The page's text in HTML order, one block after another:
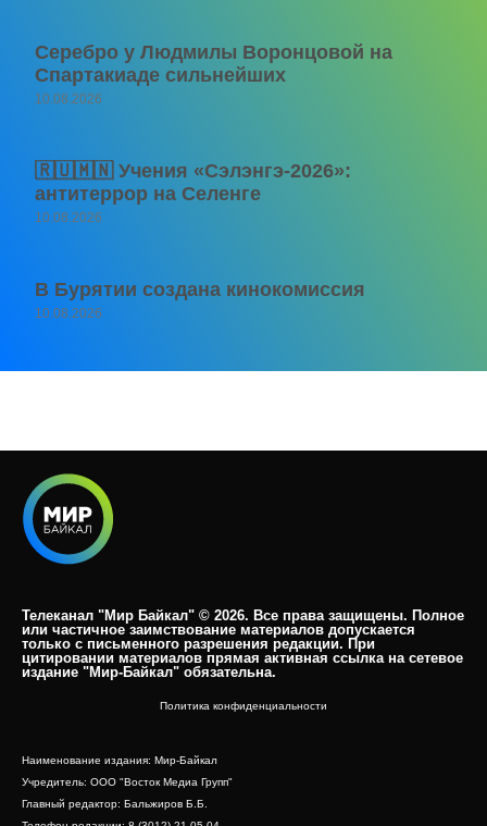
Серебро у Людмилы Воронцовой на
Спартакиаде сильнейших
10.08.2026
🇷🇺🇲🇳 Учения «Сэлэнгэ-2026»:
антитеррор на Селенге
10.08.2026
В Бурятии создана кинокомиссия
10.08.2026
Телеканал "Мир Байкал" © 2026. Все права защищены. Полное
или частичное заимствование материалов допускается
только с письменного разрешения редакции. При
цитировании материалов прямая активная ссылка на сетевое
издание "Мир-Байкал" обязательна.​
Политика конфиденциальности
Наименование издания: Мир-Байкал
Учредитель: ООО "Восток Медиа Групп"
Главный редактор: Бальжиров Б.Б.